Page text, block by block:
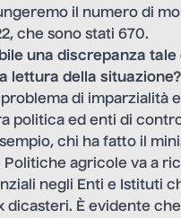
il numero di
che sono stati 670.
una discrepanza tale
lettura della situazione?
problema di imparzialità e
politica ed enti di
chi ha fatto il
Politiche agricole va a
negli Enti e Istituti
dicasteri. È evidente